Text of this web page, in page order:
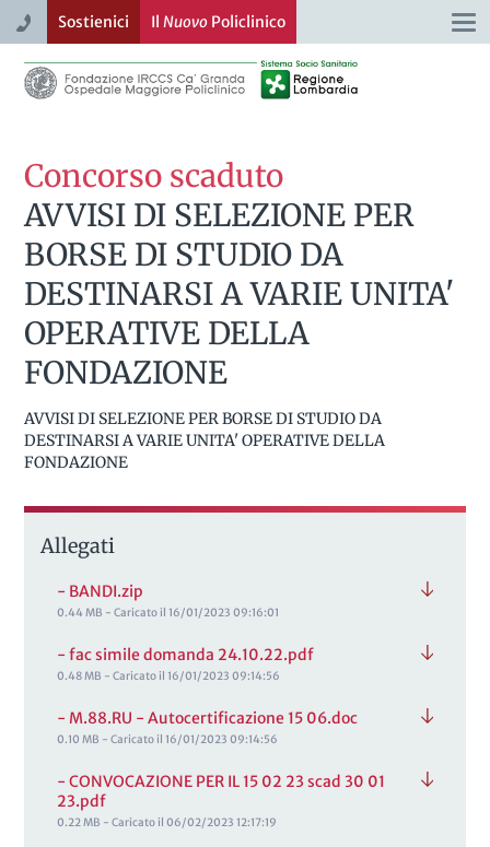
Sostienici Il NuovoPoliclinico
Concorso scaduto
AVVISI DI SELEZIONE PER
BORSE DI STUDIO DA
DESTINARSI A VARIE UNITA'
OPERATIVE DELLA
FONDAZIONE
AVVISI DI SELEZIONE PER BORSE DI STUDIO DA
DESTINARSI A VARIE UNITA' OPERATIVE DELLA
FONDAZIONE
Allegati
- BANDI.zip
0.44 MB - Caricato il 16/01/2023 09:16:01
- fac simile domanda 24.10.22.pdf
0.48 MB - Caricato il 16/01/2023 09:14:56
- M.88.RU - Autocertificazione 15 06.doc
0.10 MB - Caricato il 16/01/2023 09:14:56
- CONVOCAZIONE PER IL 15 02 23 scad 30 01
23.pdf
0.22 MB - Caricato il 06/02/2023 12:17:19